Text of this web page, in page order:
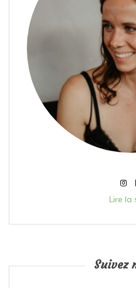
Lire la
Suivez